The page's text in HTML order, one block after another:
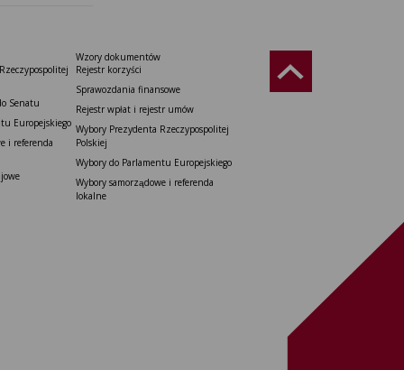
Senatu
Europejskiego
i referenda
Wzory dokumentów
Rejestr korzyści
Sprawozdania finansowe
Rejestr wpłat i rejestr umów
Wybory Prezydenta Rzeczypospolitej
Polskiej
Wybory do Parlamentu Europejskiego
Wybory samorządowe i referenda
lokalne